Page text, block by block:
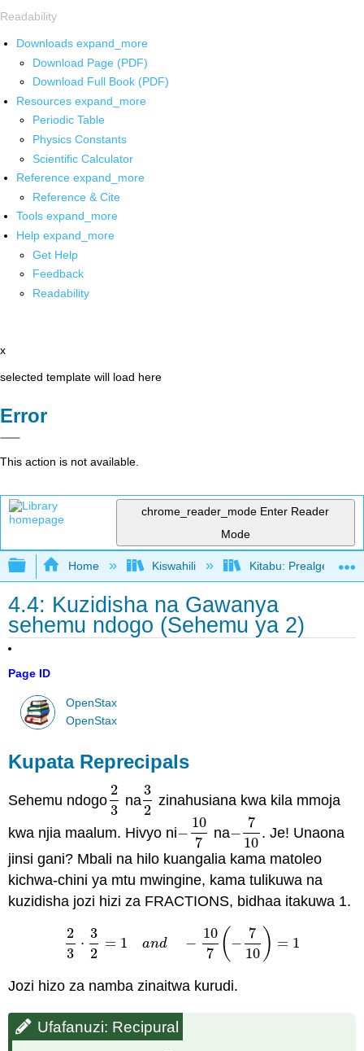
Readability
Downloads expand_more
Download Page (PDF)
Download Full Book (PDF)
Resources expand_more
Periodic Table
Physics Constants
Scientific Calculator
Reference expand_more
Reference & Cite
Tools expand_more
Help expand_more
Get Help
Feedback
Readability
x
selected template will load here
Error
This action is not available.
chrome_reader_mode Enter Reader
Mode
Expand/collapse global hierarchy
Home Kiswahili Kitabu: Prealgebra
4.4: Kuzidisha na Gawanya
sehemu ndogo (Sehemu ya 2)
Page ID
OpenStax
OpenStax
Kupata Reprecipals
Sehemu ndogo
2
3
23 na
3
2
32 zinahusiana kwa kila mmoja
kwa njia maalum. Hivyo ni−
10
7
−107 na−
7
10
−710. Je! Unaona
jinsi gani? Mbali na hilo kuangalia kama matoleo
kichwa-chini ya mtu mwingine, kama tulikuwa na
kuzidisha jozi hizi za FRACTIONS, bidhaa itakuwa 1.
2
3
⋅
3
2
= 1 and −
10
7 ( −
7
10 ) = 1
2 3⋅ 32 1and 10 7(− 7 10)=1
Jozi hizo za namba zinaitwa kurudi.
Ufafanuzi: Recipural